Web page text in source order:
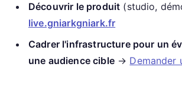
Découvrir le produit (studio,
live.gniarkgniark.fr
Cadrer l'infrastructure pour un
une audience cible→ Demander